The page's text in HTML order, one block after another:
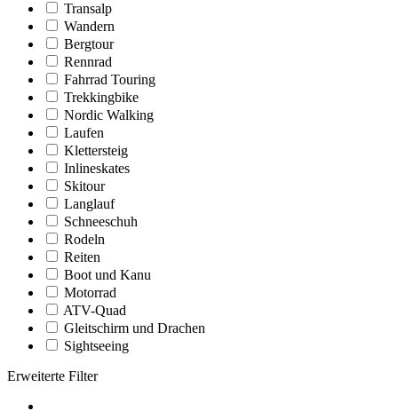
Transalp
Wandern
Bergtour
Rennrad
Fahrrad Touring
Trekkingbike
Nordic Walking
Laufen
Klettersteig
Inlineskates
Skitour
Langlauf
Schneeschuh
Rodeln
Reiten
Boot und Kanu
Motorrad
ATV-Quad
Gleitschirm und Drachen
Sightseeing
Erweiterte Filter